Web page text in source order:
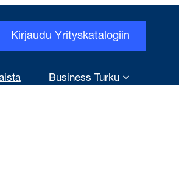
Kirjaudu Yrityskatalogiin
Business Turku